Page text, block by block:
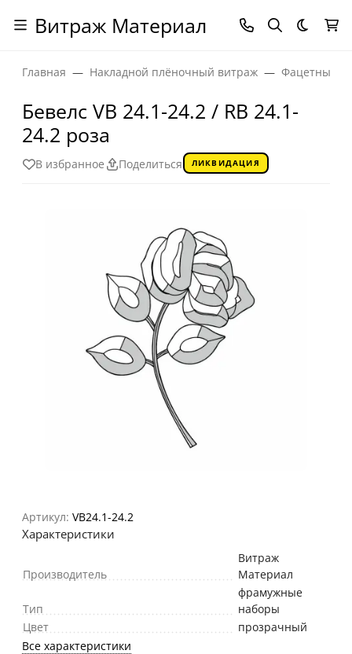
Витраж Материал Темная
Главная Накладной плёночный витраж Фацетные
Бевелс VB 24.1-24.2 / RB 24.1-
24.2 роза
В избранное Поделиться ЛИКВИДАЦИЯ
Артикул: VB24.1-24.2
Характеристики
Производитель
Витраж
Материал
Тип
фрамужные
наборы
Цвет
прозрачный
Все характеристики